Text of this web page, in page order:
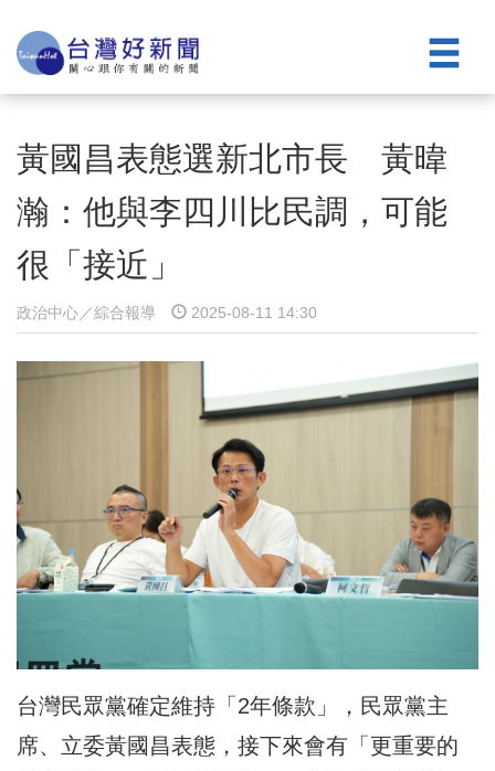
黃國昌表態選新北市長 黃暐
瀚：他與李四川比民調，可能
很「接近」
政治中心／綜合報導 2025-08-11 14:30
台灣民眾黨確定維持「2年條款」，民眾黨主
席、立委黃國昌表態，接下來會有「更重要的